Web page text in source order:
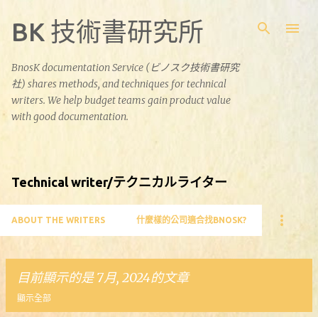
跳到主要內容
BK 技術書研究所
BnosK documentation Service (ビノスク技術書研究
社) shares methods, and techniques for technical
writers. We help budget teams gain product value
with good documentation.
Technical writer/テクニカルライター
ABOUT THE WRITERS 什麼樣的公司適合找BNOSK?
目前顯示的是 7月, 2024的文章
顯示全部